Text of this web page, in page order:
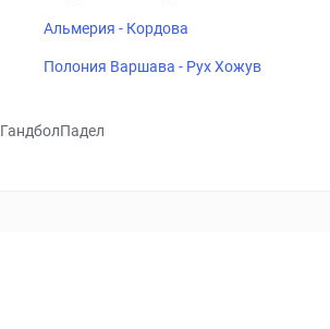
Альмерия - Кордова
Полония Варшава - Рух Хожув
ГандболПадел